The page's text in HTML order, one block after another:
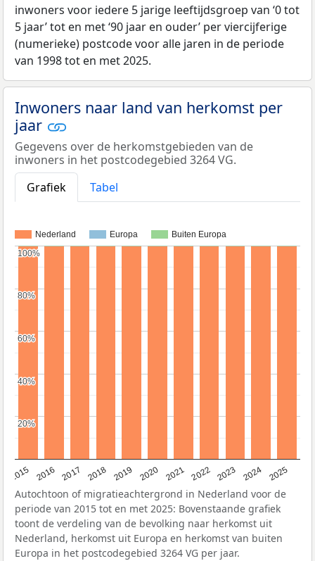
inwoners voor iedere 5 jarige leeftijdsgroep van ‘0 tot
5 jaar’ tot en met ‘90 jaar en ouder’ per viercijferige
(numerieke) postcode voor alle jaren in de periode
van 1998 tot en met 2025.
Inwoners naar land van herkomst per
jaar
Gegevens over de herkomstgebieden van de
inwoners in het postcodegebied 3264 VG.
Grafiek
Tabel
Nederland Europa Buiten Europa
2015 2016 2017 2018 2019 2020 2021 2022 2023 2024 2025
20%
20%
40%
40%
60%
60%
80%
80%
100%
100%
Autochtoon of migratieachtergrond in Nederland voor de
periode van 2015 tot en met 2025: Bovenstaande grafiek
toont de verdeling van de bevolking naar herkomst uit
Nederland, herkomst uit Europa en herkomst van buiten
Europa in het postcodegebied 3264 VG per jaar.